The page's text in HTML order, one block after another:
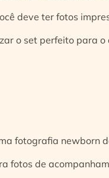
deve ter fotos
o set perfeito para o
fotografia newborn
fotos de